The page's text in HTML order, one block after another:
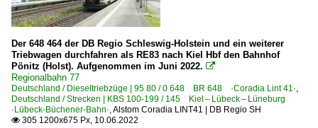
Der 648 464 der DB Regio Schleswig-Holstein und ein weiterer
Triebwagen durchfahren als RE83 nach Kiel Hbf den Bahnhof
Pönitz (Holst). Aufgenommen im Juni 2022. 
Regionalbahn 77
Deutschland / Dieseltriebzüge | 95 80 / 0 648 BR 648 ·Coradia Lint 41·,
Deutschland / Strecken | KBS 100-199 / 145 Kiel – Lübeck – Lüneburg
·Lübeck-Büchener-Bahn·,Alstom Coradia LINT41 | DB Regio SH
 305 1200x675 Px, 10.06.2022